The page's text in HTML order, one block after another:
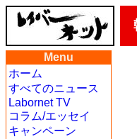
Menu
ホーム
すべてのニュース
Labornet TV
コラム/エッセイ
キャンペーン